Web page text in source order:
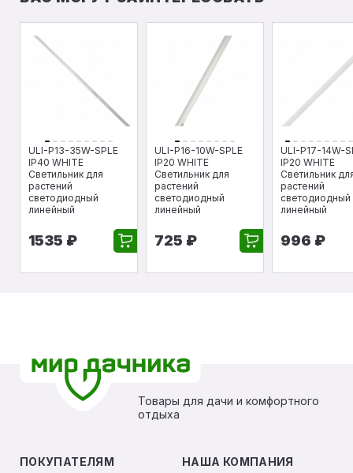
ULI-P13-35W-SPLE
IP40 WHITE
Светильник для
растений
светодиодный
линейный
1535 ₽
ULI-P16-10W-SPLE
IP20 WHITE
Светильник для
растений
светодиодный
линейный
725 ₽
ULI-P17-14W-
IP20 WHITE
Светильник
растений
светодиодный
линейный
996 ₽
Товары для дачи и комфортного
отдыха
ПОКУПАТЕЛЯМ НАША КОМПАНИЯ